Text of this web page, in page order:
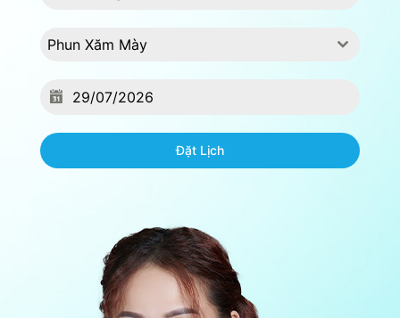
Phun Xăm Mày
Đặt Lịch